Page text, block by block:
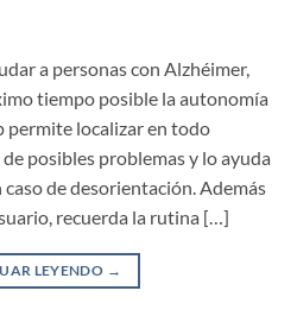
a personas con Alzhéimer,
tiempo posible la autonomía
permite localizar en todo
posibles problemas y lo ayuda
caso de desorientación. Además
recuerda la rutina […]
LEYENDO →